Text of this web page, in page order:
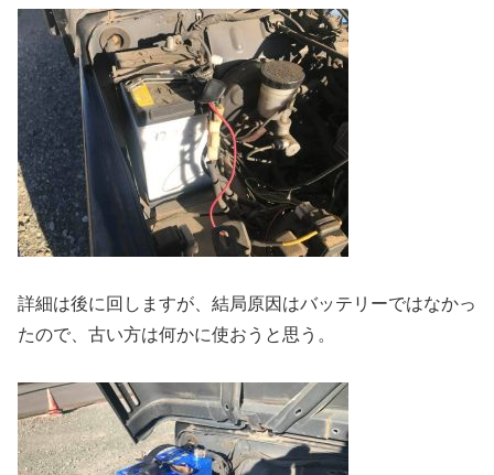
詳細は後に回しますが、結局原因はバッテリーではなかっ
たので、古い方は何かに使おうと思う。